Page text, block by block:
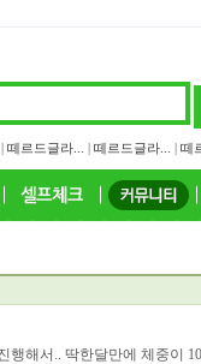
떼르드글라... 떼르드글라... 떼
행해서.. 딱한달만에 체중이